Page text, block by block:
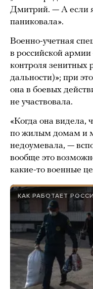
Дмитрий. — А если я
паниковала».
Военно-учетная
в российской
контроля зенитных
дальности)»; при
она в боевых
не участвовала.
«Когда она видела,
по жилым домам и
недоумевала, —
вообще это
какие-то военные
КАК РАБОТАЕТ